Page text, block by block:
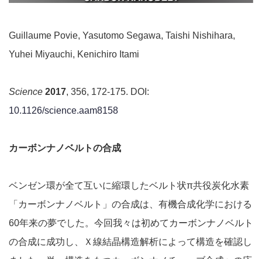
Guillaume Povie, Yasutomo Segawa, Taishi Nishihara,
Yuhei Miyauchi, Kenichiro Itami
Science 2017, 356, 172-175. DOI:
10.1126/science.aam8158
カーボンナノベルトの合成
ベンゼン環が全て互いに縮環したベルト状π共役炭化水素
「カーボンナノベルト」の合成は、有機合成化学における
60年来の夢でした。今回我々は初めてカーボンナノベルト
の合成に成功し、Ｘ線結晶構造解析によって構造を確認し